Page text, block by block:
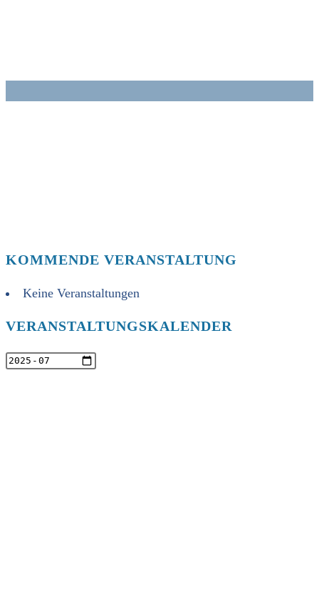
KOMMENDE VERANSTALTUNG
Keine Veranstaltungen
VERANSTALTUNGSKALENDER